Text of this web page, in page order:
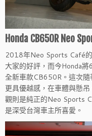
Honda CB650R Neo
2018年Neo Sports Café
大家的好評，而今Honda
全新車款CB650R。這次
更具優越感，在車體與懸
觀則是純正的Neo Sports
是深受台灣車主所喜愛。